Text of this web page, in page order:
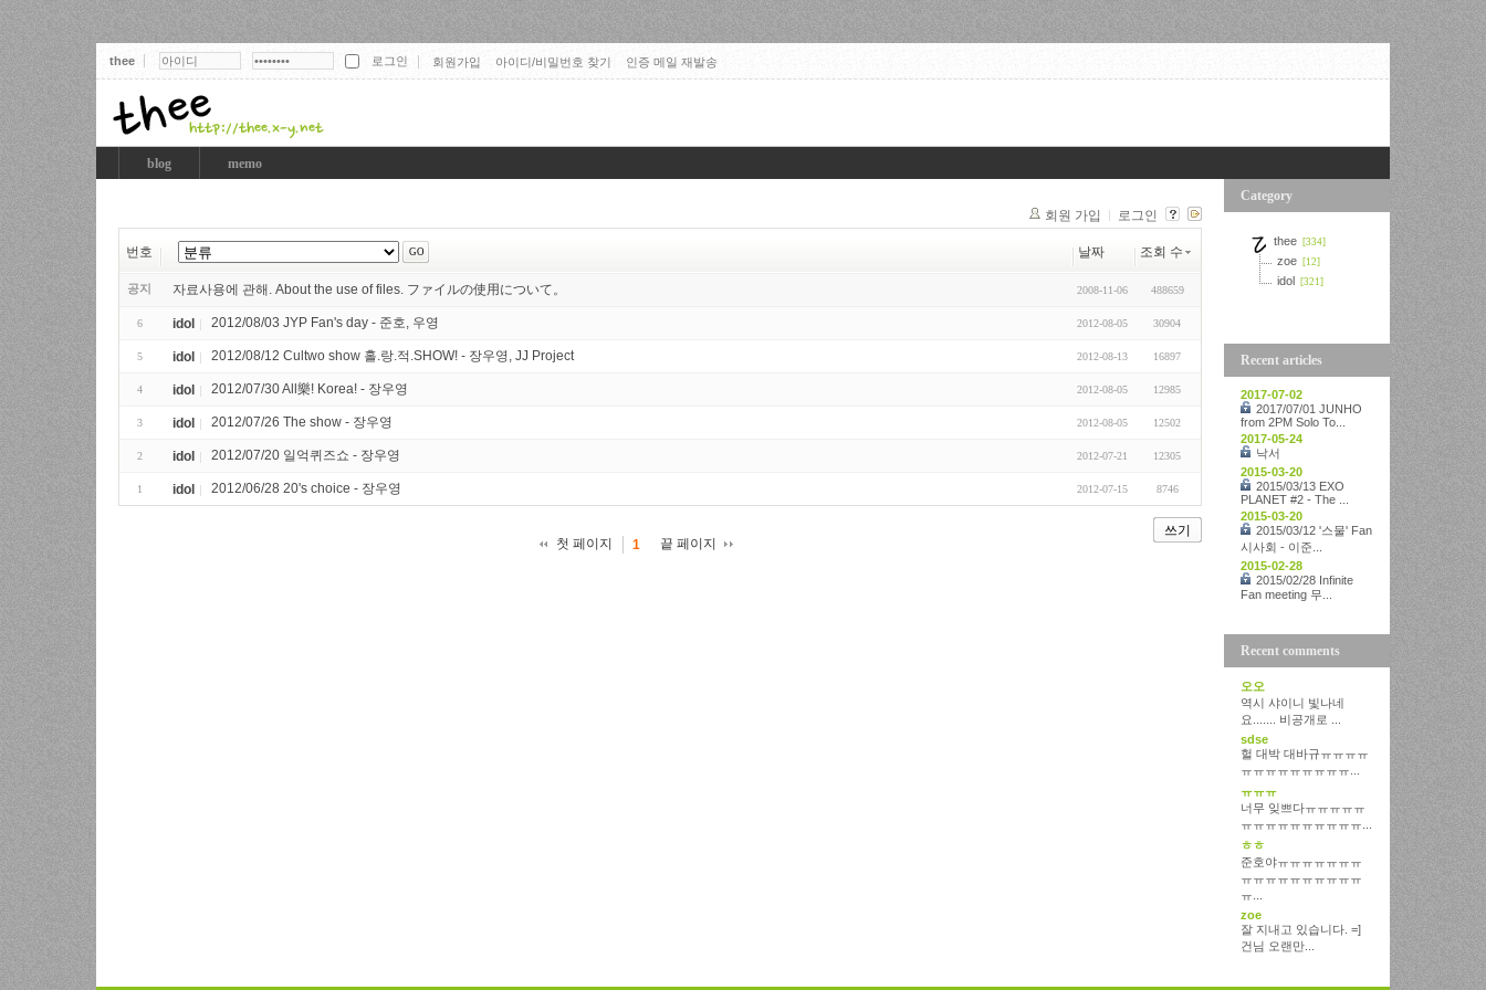
thee 회원가입 아이디/비밀번호 찾기 인증 메일 재발송
blog memo
회원 가입 로그인
번호 날짜 조회 수
공지 자료사용에 관해. About the use of files. ファイルの使用について。 2008-11-06 488659
6 idol 2012/08/03 JYP Fan's day - 준호, 우영 2012-08-05 30904
5 idol 2012/08/12 Cultwo show 홀.랑.적.SHOW! - 장우영, JJ Project 2012-08-13 16897
4 idol 2012/07/30 All樂! Korea! - 장우영 2012-08-05 12985
3 idol 2012/07/26 The show - 장우영 2012-08-05 12502
2 idol 2012/07/20 일억퀴즈쇼 - 장우영 2012-07-21 12305
1 idol 2012/06/28 20's choice - 장우영 2012-07-15 8746
쓰기
첫 페이지
1 끝 페이지
Category
thee [334]
zoe [12]
idol [321]
Recent articles
2017-07-02
2017/07/01 JUNHO
from 2PM Solo To...
2017-05-24
낙서
2015-03-20
2015/03/13 EXO
PLANET #2 - The ...
2015-03-20
2015/03/12 '스물' Fan
시사회 - 이준...
2015-02-28
2015/02/28 Infinite
Fan meeting 무...
Recent comments
오오
역시 샤이니 빛나네
요....... 비공개로 ...
sdse
헐 대박 대바규ㅠㅠㅠㅠ
ㅠㅠㅠㅠㅠㅠㅠㅠㅠ...
ㅠㅠㅠ
너무 잊쁘다ㅠㅠㅠㅠㅠ
ㅠㅠㅠㅠㅠㅠㅠㅠㅠㅠ...
ㅎㅎ
준호야ㅠㅠㅠㅠㅠㅠㅠ
ㅠㅠㅠㅠㅠㅠㅠㅠㅠㅠ
ㅠ...
zoe
잘 지내고 있습니다. =]
건님 오랜만...